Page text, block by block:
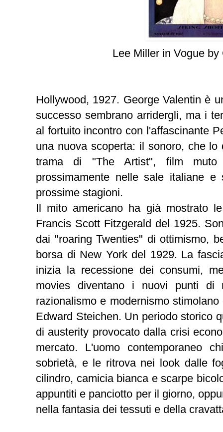
Lee Miller in Vogue
Hollywood, 1927. George Valentin è
successo sembrano arridergli, ma i
al fortuito incontro con l'affascinante
una nuova scoperta: il sonoro, che
trama di "The Artist", film muto
prossimamente nelle sale italiane
prossime stagioni.
Il mito americano ha già mostrato
Francis Scott Fitzgerald del 1925.
dai "roaring Twenties" di ottimismo,
borsa di New York del 1929. La
inizia la recessione dei consumi,
movies diventano i nuovi punti di
razionalismo e modernismo
Edward Steichen. Un periodo storico
di austerity provocato dalla crisi
mercato. L'uomo contemporaneo
sobrietà, e le ritrova nei look dalle
cilindro, camicia bianca e scarpe
appuntiti e panciotto per il giorno,
nella fantasia dei tessuti e della